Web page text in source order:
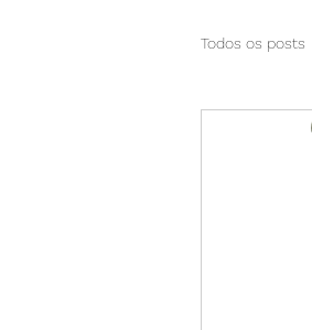
Todos os posts